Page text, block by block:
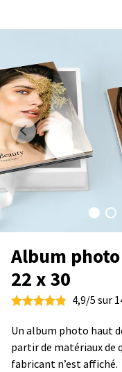
Album
22 x 30
4,9/5 sur
Un album photo haut
partir de matériaux de
fabricant n’est affiché.